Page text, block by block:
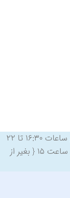
ارسال سفارش بین ساعات ۱۶:۳۰ تا ۲۲
همان روز، در صورت ثبت سفارش تا قبل از ساعت ۱۵ { بغیر از